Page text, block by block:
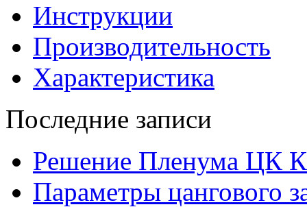
Инструкции
Производительность
Характеристика
Последние записи
Решение Пленума ЦК
Параметры цангового